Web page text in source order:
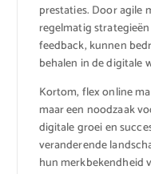
prestaties. Door agile
regelmatig
feedback, kunnen
behalen in de digitale
Kortom, flex online
maar een noodzaak
digitale groei en
veranderende
hun merkbekendheid